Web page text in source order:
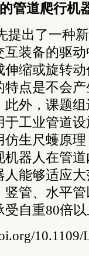
管道爬行机
提出了一种
装备的驱
缩或旋转
点是不会
外，课题
工业管道
生尺蠖原
器人在管
能够适应
管、水平
自重80倍
10.1109/